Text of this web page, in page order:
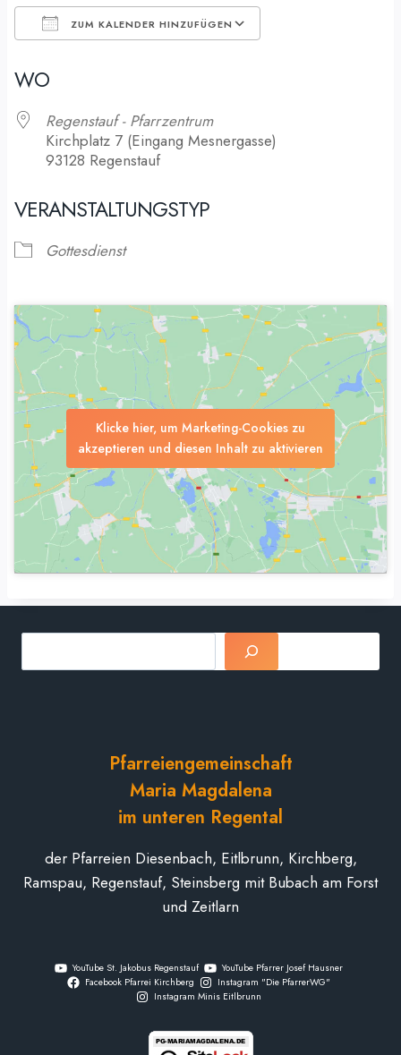
ZUM KALENDER HINZUFÜGEN
WO
Regenstauf - Pfarrzentrum
Kirchplatz 7 (Eingang Mesnergasse)
93128 Regenstauf
VERANSTALTUNGSTYP
Gottesdienst
Klicke hier, um Marketing-Cookies zu
akzeptieren und diesen Inhalt zu aktivieren
Suchen
Pfarreiengemeinschaft
Maria Magdalena
im unteren Regental
der Pfarreien Diesenbach, Eitlbrunn, Kirchberg,
Ramspau, Regenstauf, Steinsberg mit Bubach am Forst
und Zeitlarn
YouTube St. Jakobus Regenstauf
YouTube Pfarrer Josef Hausner
Facebook Pfarrei Kirchberg
Instagram "Die PfarrerWG"
Instagram Minis Eitlbrunn